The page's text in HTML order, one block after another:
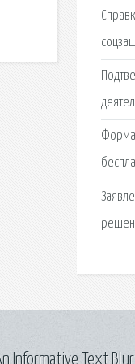
Informative Text